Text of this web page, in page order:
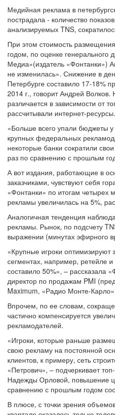
Медийная реклама в
пострадала - количество
анализируемых TNS,
При этом стоимость
годом, по оценке генерального
Медиа»(издатель «Фонтанки»)
не изменилась». Снижение в
Петербурге составило 17-18%
2014 г., говорит Андрей Волков.
различается в зависимости от
рассчитывали интернет-ресурсы.
«Больше всего упали бюджеты у
крупных федеральных
некоторые банки сократили
раз по сравнению с прошлым
А вот издания, работающие в
заказчиками, чувствуют себя
«Фонтанки» по итогам четырех
рекламы увеличилась на 5%,
Аналогичная тенденция
рекламы. Рынок, по подсчету
выражении (минутах эфирного
«Крупные игроки оптимизируют
сегментах, например, ретейле
составило 50%», – рассказала
директор по продажам PMI
Maximum, «Радио Монте-
Впрочем, по ее словам,
частично компенсируется
рекламодателей.
«Игроки, которые раньше
свою рекламу на постоянной
клиентов, к примеру, сеть
«Петрович», – подчеркивает
Надежды Орловой, повышение
сравнению с прошлым годом
В плюсе, с точки зрения